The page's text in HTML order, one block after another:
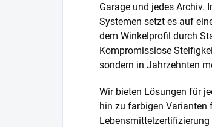
Garage und jedes Archiv.
Systemen setzt es auf
dem Winkelprofil durch
Kompromisslose
sondern in Jahrzehnten
Wir bieten Lösungen für
hin zu farbigen Varianten